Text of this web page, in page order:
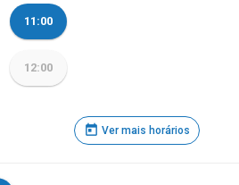
11:00
12:00
today Ver mais horários